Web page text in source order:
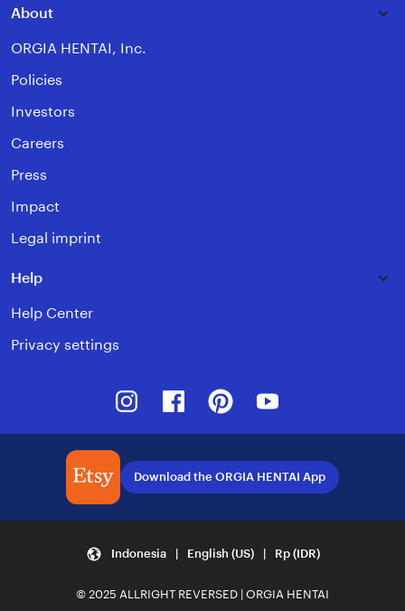
About
ORGIA HENTAI, Inc.
Policies
Investors
Careers
Press
Impact
Legal imprint
Help
Help Center
Privacy settings
InstagramFacebookPinterest
Download the ORGIA HENTAI App
Indonesia | English (US) | Rp (IDR)
© 2025 ALLRIGHT REVERSED | ORGIA HENTAI